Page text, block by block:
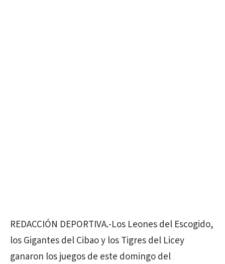
REDACCIÓN DEPORTIVA.-Los Leones del Escogido,
los Gigantes del Cibao y los Tigres del Licey
ganaron los juegos de este domingo del